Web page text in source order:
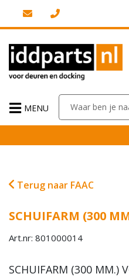
MENU
Terug naar FAAC
SCHUIFARM (300
Art.nr: 801000014
SCHUIFARM (300 MM.)